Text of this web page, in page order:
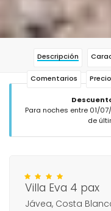
Descripción
Comentarios
Para noches entre 01/
de
Villa Eva 4 pax
Jávea, Costa